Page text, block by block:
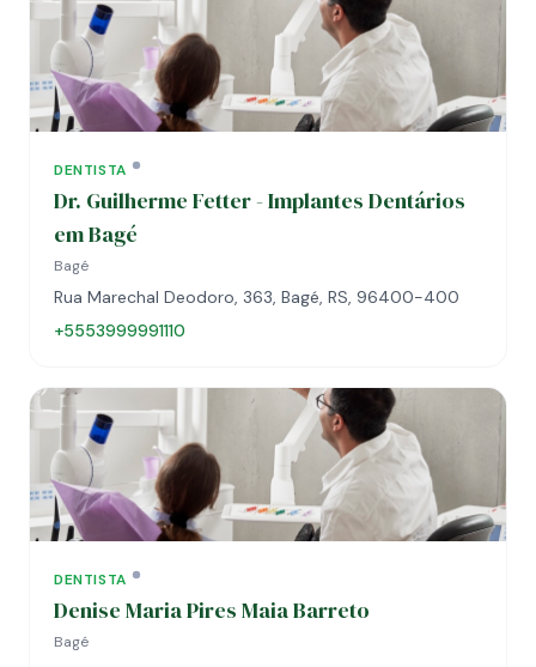
DENTISTA
Dr. Guilherme Fetter - Implantes Dentários
em Bagé
Bagé
Rua Marechal Deodoro, 363, Bagé, RS, 96400-400
+5553999991110
DENTISTA
Denise Maria Pires Maia Barreto
Bagé